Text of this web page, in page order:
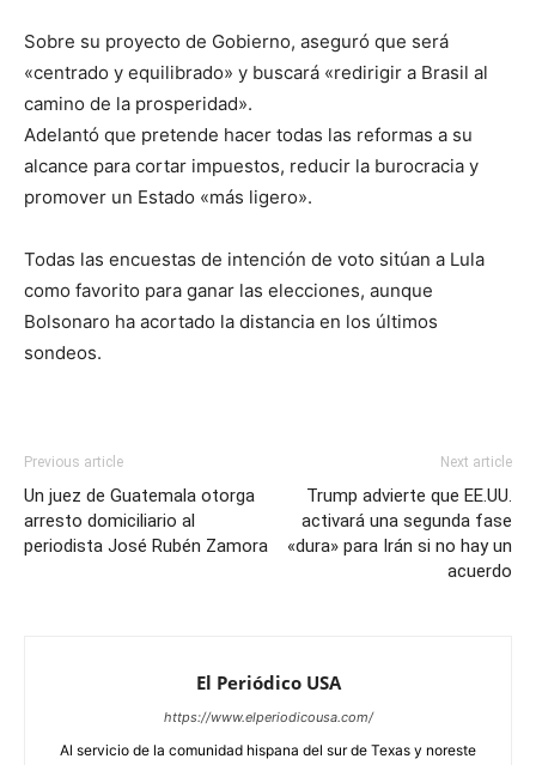
Sobre su proyecto de Gobierno, aseguró que será
«centrado y equilibrado» y buscará «redirigir a Brasil al
camino de la prosperidad».
Adelantó que pretende hacer todas las reformas a su
alcance para cortar impuestos, reducir la burocracia y
promover un Estado «más ligero».
Todas las encuestas de intención de voto sitúan a Lula
como favorito para ganar las elecciones, aunque
Bolsonaro ha acortado la distancia en los últimos
sondeos.
Previous article
Un juez de Guatemala otorga
arresto domiciliario al
periodista José Rubén Zamora
Next article
Trump advierte que EE.UU.
activará una segunda fase
«dura» para Irán si no hay un
acuerdo
El Periódico USA
https://www.elperiodicousa.com/
Al servicio de la comunidad hispana del sur de Texas y noreste